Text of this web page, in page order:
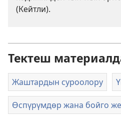
(Кейтли).
Тектеш
Жаштардын суроолору
Өспүрүмдөр жана бойго